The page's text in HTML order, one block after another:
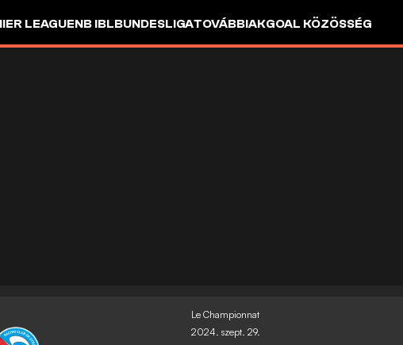
LEAGUENB IBLBUNDESLIGATOVÁBBIAKGOAL KÖZÖSSÉG
Le Championnat
2024. szept. 29.